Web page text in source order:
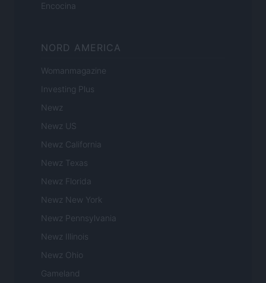
Encocina
NORD AMERICA
Womanmagazine
Investing Plus
Newz
Newz US
Newz California
Newz Texas
Newz Florida
Newz New York
Newz Pennsylvania
Newz Illinois
Newz Ohio
Gameland